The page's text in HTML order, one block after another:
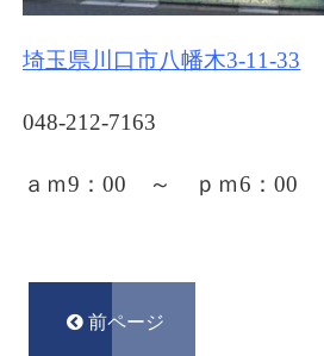
埼玉県川口市八幡木3-11-33
048-212-7163
ａｍ9：00 ～ ｐｍ6 ：00
前ページ